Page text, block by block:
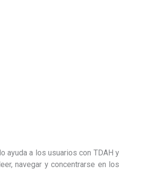
ayuda a los usuarios con TDAH y
navegar y concentrarse en los